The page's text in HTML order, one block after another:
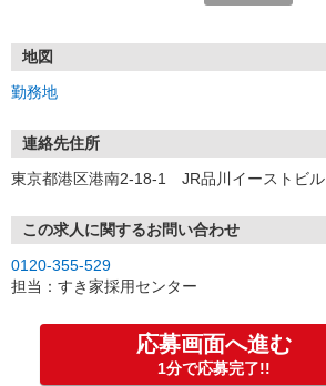
号」など
地図
勤務地
連絡先住所
東京都港区港南2-18-1 JR品川イーストビル
この求人に関するお問い合わせ
0120-355-529
担当：すき家採用センター
応募画面へ進む
1分で応募完了!!